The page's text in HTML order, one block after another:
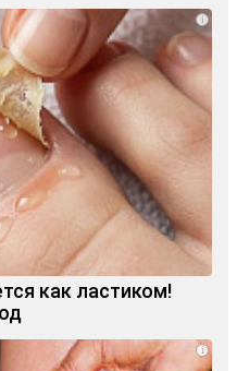
i
как ластиком!
i